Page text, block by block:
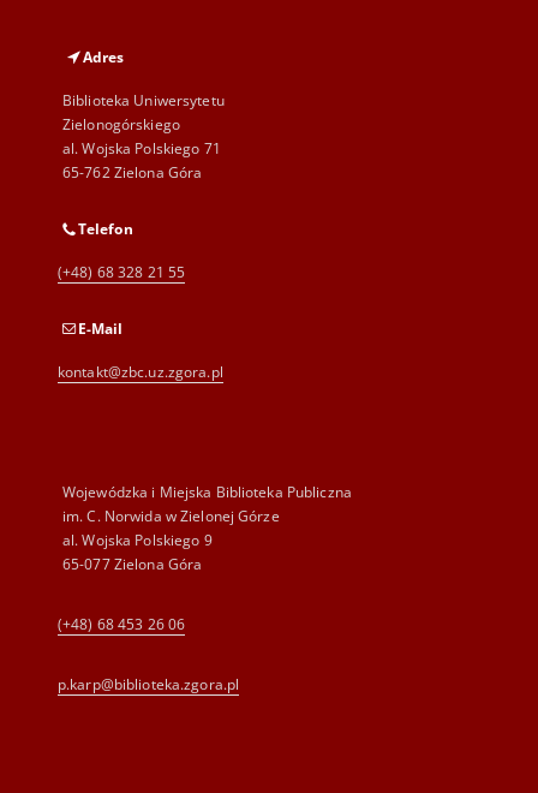
Adres
Biblioteka Uniwersytetu
Zielonogórskiego
al. Wojska Polskiego 71
65-762 Zielona Góra
Telefon
(+48) 68 328 21 55
E-Mail
kontakt@zbc.uz.zgora.pl
Wojewódzka i Miejska Biblioteka Publiczna
im. C. Norwida w Zielonej Górze
al. Wojska Polskiego 9
65-077 Zielona Góra
(+48) 68 453 26 06
p.karp@biblioteka.zgora.pl